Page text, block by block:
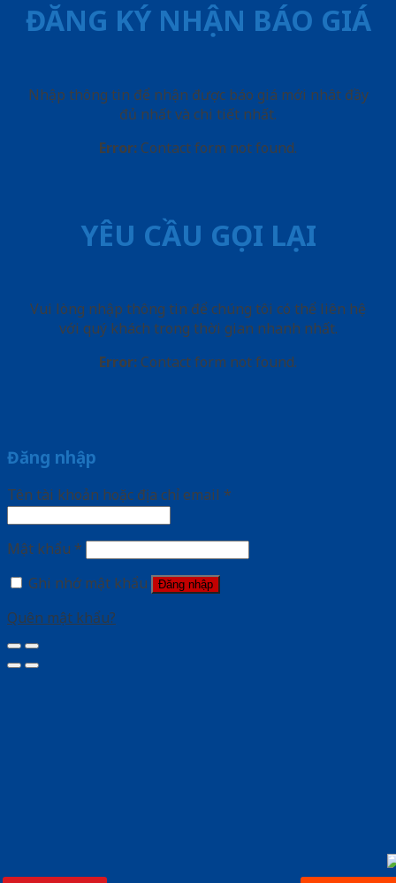
ĐĂNG KÝ NHẬN BÁO GIÁ
Nhập thông tin để nhận được báo giá mới nhât đầy
đủ nhất và chi tiết nhất.
Error: Contact form not found.
YÊU CẦU GỌI LẠI
Vui lòng nhập thông tin để chúng tôi có thể liên hệ
với quý khách trong thời gian nhanh nhất.
Error: Contact form not found.
Đăng nhập
Tên tài khoản hoặc địa chỉ email *
Mật khẩu *
Ghi nhớ mật khẩu
Đăng nhập
Quên mật khẩu?